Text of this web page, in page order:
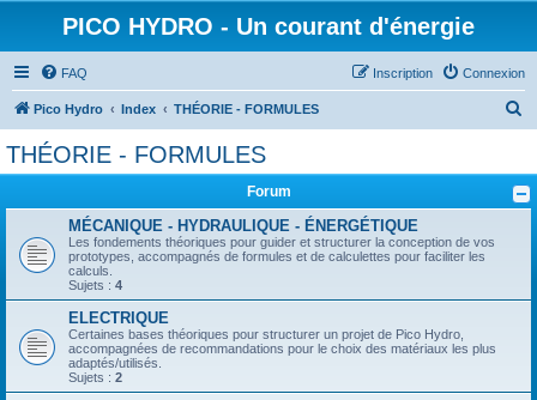
PICO HYDRO - Un courant d'énergie
FAQ Connexion
Inscription
Pico Hydro Index THÉORIE - FORMULES
h
THÉORIE - FORMULES
Forum
MÉCANIQUE - HYDRAULIQUE - ÉNERGÉTIQUE
Les fondements théoriques pour guider et structurer la conception de vos
prototypes, accompagnés de formules et de calculettes pour faciliter les
calculs.
Sujets : 4
ELECTRIQUE
Certaines bases théoriques pour structurer un projet de Pico Hydro,
accompagnées de recommandations pour le choix des matériaux les plus
adaptés/utilisés.
Sujets : 2